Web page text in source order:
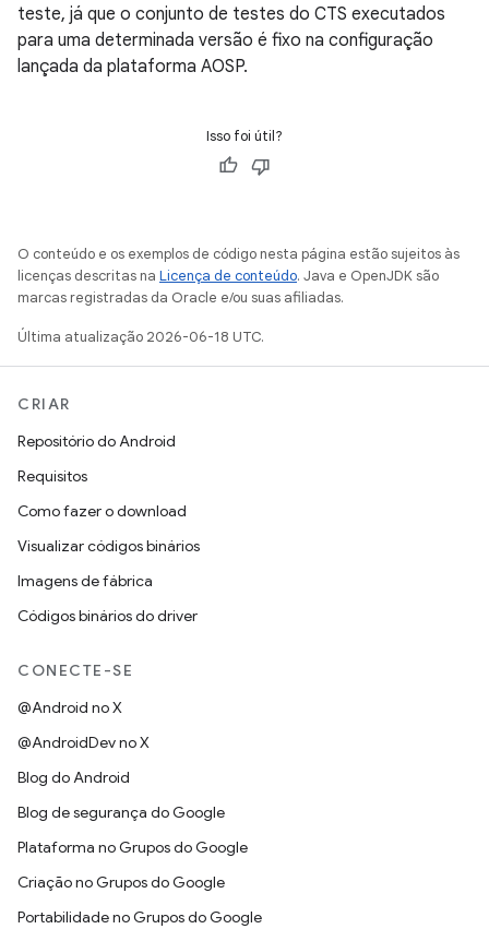
teste, já que o conjunto de testes do CTS executados
para uma determinada versão é fixo na configuração
lançada da plataforma AOSP.
Isso foi útil?
O conteúdo e os exemplos de código nesta página estão sujeitos às
licenças descritas na Licença de conteúdo. Java e OpenJDK são
marcas registradas da Oracle e/ou suas afiliadas.
Última atualização 2026-06-18 UTC.
CRIAR
Repositório do Android
Requisitos
Como fazer o download
Visualizar códigos binários
Imagens de fábrica
Códigos binários do driver
CONECTE-SE
@Android no X
@AndroidDev no X
Blog do Android
Blog de segurança do Google
Plataforma no Grupos do Google
Criação no Grupos do Google
Portabilidade no Grupos do Google